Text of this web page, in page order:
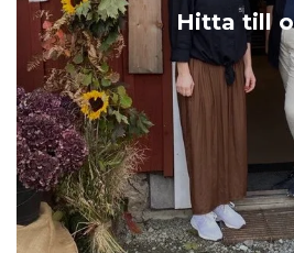
Hitta till